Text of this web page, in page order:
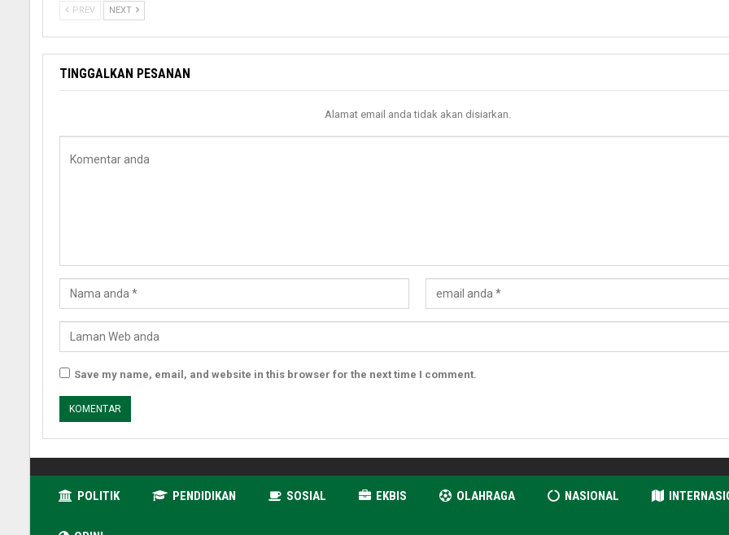
PREV NEXT
TINGGALKAN PESANAN
Alamat email anda tidak akan disiarkan.
Save my name, email, and website in this browser for the next time I comment.
POLITIK PENDIDIKAN SOSIAL EKBIS OLAHRAGA NASIONAL